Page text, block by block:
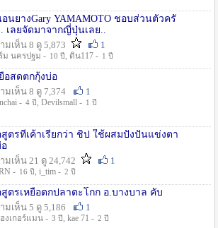
นยางGary YAMAMOTO ชอบส่วนตัวครั
เลยจัดมาจากญี่ปุ่นเลย..
มเห็น 8 ดู 5,873
1
ม นครปฐม - 10 ปี , ดิน117 - 1 ปี
อสดตกกุ้งบ่อ
มเห็น 8 ดู 7,374
1
- 4 ปี , Devilsmall - 1 ปี
ตรที่เค้าเรียกว่า ชิป ใช้ผสมปังปั่นแข่งตา
มเห็น 21 ดู 24,742
1
- 16 ปี , i_tim - 2 ปี
ตรเหยื่อตกปลาตะโกก อ.บางบาล คับ
มเห็น 5 ดู 5,186
1
งเกอร์แมน - 3 ปี , kae 71 - 2 ปี